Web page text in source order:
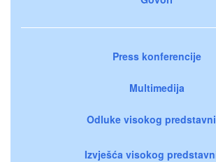
Press konferencije
Multimedija
Odluke visokog
Izvješća visokog